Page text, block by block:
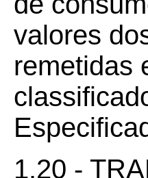
valores
remetidas
1.20 -